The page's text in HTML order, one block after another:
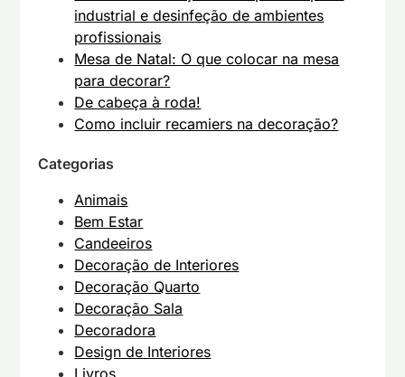
industrial e desinfeção de ambientes
profissionais
Mesa de Natal: O que colocar na mesa
para decorar?
De cabeça à roda!
Como incluir recamiers na decoração?
Categorias
Animais
Bem Estar
Candeeiros
Decoração de Interiores
Decoração Quarto
Decoração Sala
Decoradora
Design de Interiores
Livros